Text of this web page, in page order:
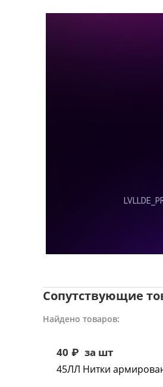
Сопутствующие
Найдено товаров:
40 ₽ за шт
45ЛЛ Нитки